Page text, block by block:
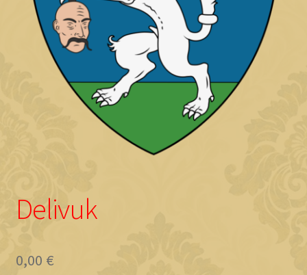
Objave
Delivuk
0,00 €